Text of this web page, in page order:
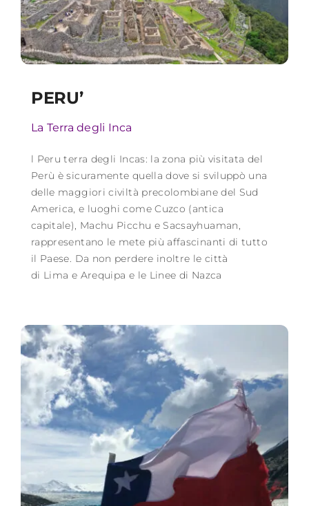
PERU’
La Terra degli Inca
l Peru terra degli Incas: la zona più visitata del
Perù è sicuramente quella dove si sviluppò una
delle maggiori civiltà precolombiane del Sud
America, e luoghi come Cuzco (antica
capitale), Machu Picchu e Sacsayhuaman,
rappresentano le mete più affascinanti di tutto
il Paese. Da non perdere inoltre le città
di Lima e Arequipa e le Linee di Nazca